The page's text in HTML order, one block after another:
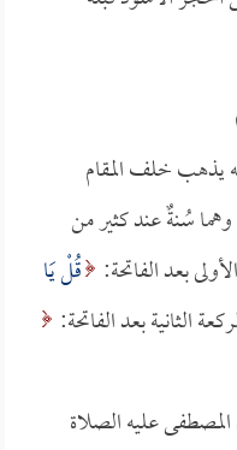
يذهب خلف المقام
سُنةٌ عند كثير من
بعد الفاتحة: قُلْ يَا
عليه الصلاة